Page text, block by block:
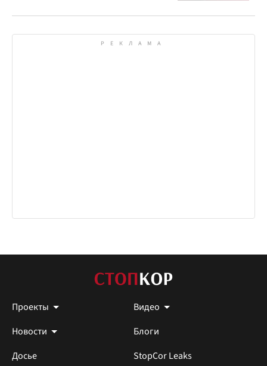
Проекты
Видео
Новости
Блоги
Досье
StopCor Leaks